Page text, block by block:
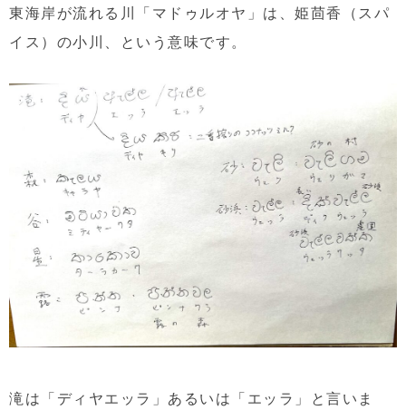
東海岸が流れる川「マドゥルオヤ」は、姫茴香（スパ
イス）の小川、という意味です。
滝は「ディヤエッラ」あるいは「エッラ」と言いま